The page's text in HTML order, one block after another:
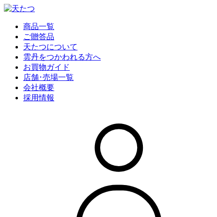
商品一覧
ご贈答品
天たつについて
雲丹をつかわれる方へ
お買物ガイド
店舗･売場一覧
会社概要
採用情報